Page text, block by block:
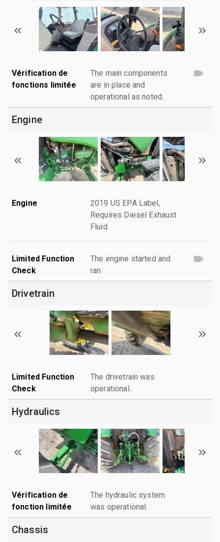
Vérification de
fonctions limitée
The main components
are in place and
operational as noted.
Engine
Engine
2019 US EPA Label,
Requires Diesel Exhaust
Fluid
Limited Function
Check
The engine started and
ran.
Drivetrain
Limited Function
Check
The drivetrain was
operational.
Hydraulics
Vérification de
fonction limitée
The hydraulic system
was operational.
Chassis